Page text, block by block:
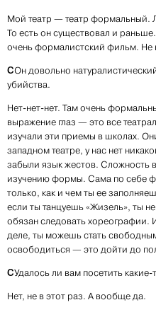
Мой театр — театр формальный.
То есть он существовал и
очень формалистский фильм. Не
СОн довольно
убийства.
Нет-нет-нет. Там очень
выражение глаз — это все
изучали эти приемы в школах.
западном театре, у нас нет
забыли язык жестов. Сложность
изучению формы. Сама по себе
только, как и чем ты ее
если ты танцуешь «Жизель», ты
обязан следовать хореографии.
деле, ты можешь стать
освободиться — это дойти до
СУдалось ли вам посетить
Нет, не в этот раз. А вообще да.